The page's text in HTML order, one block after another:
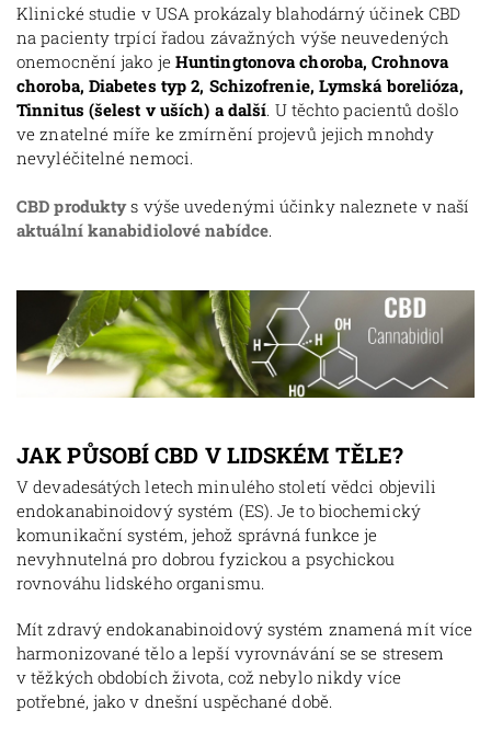
Klinické studie v USA prokázaly blahodárný účinek CBD
na pacienty trpící řadou závažných výše neuvedených
onemocnění jako je Huntingtonova choroba, Crohnova
choroba, Diabetes typ 2, Schizofrenie, Lymská borelióza,
Tinnitus (šelest v uších) a další. U těchto pacientů došlo
ve znatelné míře ke zmírnění projevů jejich mnohdy
nevyléčitelné nemoci.
CBD produktys výše uvedenými účinky naleznete v naší
aktuální kanabidiolové nabídce.
JAK PŮSOBÍ CBD V LIDSKÉM TĚLE?
V devadesátých letech minulého století vědci objevili
endokanabinoidový systém (ES). Je to biochemický
komunikační systém, jehož správná funkce je
nevyhnutelná pro dobrou fyzickou a psychickou
rovnováhu lidského organismu.
Mít zdravý endokanabinoidový systém znamená mít více
harmonizované tělo a lepší vyrovnávání se se stresem
v těžkých obdobích života, což nebylo nikdy více
potřebné, jako v dnešní uspěchané době.